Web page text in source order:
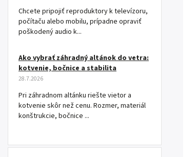
Chcete pripojiť reproduktory k televízoru,
počítaču alebo mobilu, prípadne opraviť
poškodený audio k...
Ako vybrať záhradný altánok do vetra:
kotvenie, bočnice a stabilita
28.7.2026
Pri záhradnom altánku riešte vietor a
kotvenie skôr než cenu. Rozmer, materiál
konštrukcie, bočnice ...